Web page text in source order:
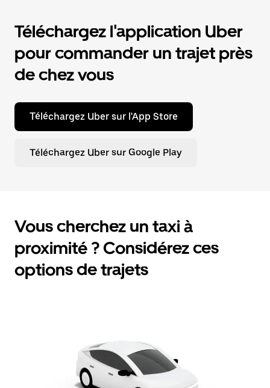
Téléchargez l'application Uber
pour commander un trajet près
de chez vous
Téléchargez Uber sur l'App Store
Téléchargez Uber sur Google Play
Vous cherchez un taxi à
proximité ? Considérez ces
options de trajets